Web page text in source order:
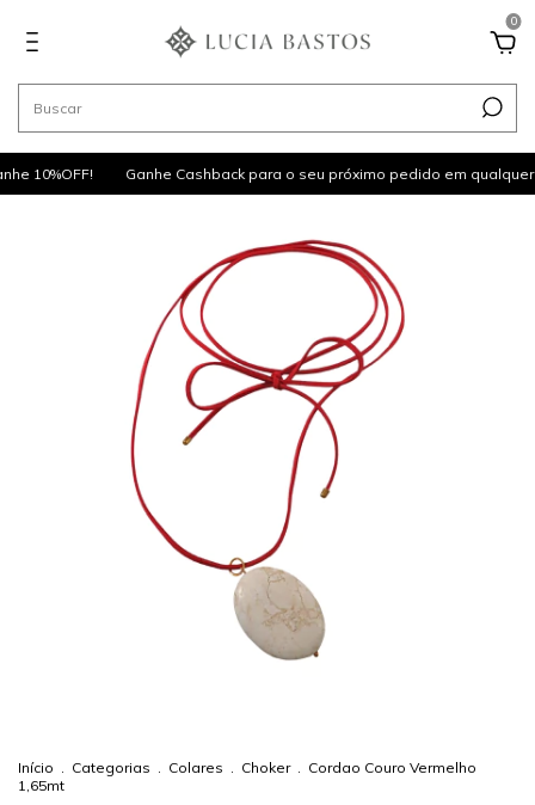
0
10%OFF! Ganhe Cashback para o seu próximo pedido em qualquer
Início . Categorias . Colares . Choker . Cordao Couro Vermelho
1,65mt